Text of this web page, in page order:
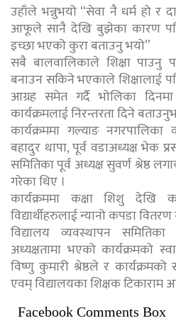
उहाँले भन्नुभयो “सेवा नै धर्म हो र
आफूले सानै देखि बुझेका कारण पनि
इच्छा भएको कुरा बताउनु भयो”
सबै बालवालिकाले शिक्षा पाउनु
बनाउन सकिने भएकाले शिक्षालाई
आग्रह समेत गर्दै भोलिका
कार्यक्रमलाई निरन्तरता दिने
कार्यक्रममा गल्याङ
बहादुर थापा, पूर्व वडाअध्यक्ष भेक
समितिका पूर्व अध्यक्ष सुवर्ण श्रेष्ठ
गरेका थिए ।
कार्यक्रममा कक्षा शिशु
विद्यार्थीहरुलाई न्यानो कपडा
विद्यालय व्यवस्थापन
अध्यक्षतामा भएको कार्यक्रमको
विष्णु कुमारी श्रेष्ठले र
एवम् विद्यालयका शिक्षक टिकाराम
Facebook Comments Box